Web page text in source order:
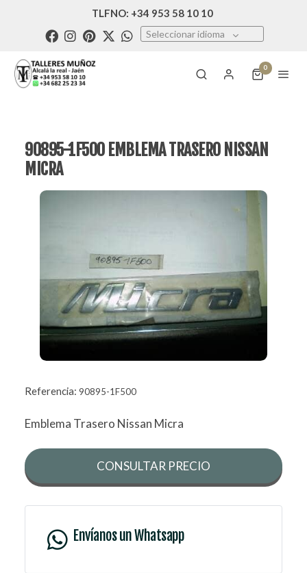
TLFNO: +34 953 58 10 10
Seleccionar idioma
0
90895-1F500 EMBLEMA TRASERO NISSAN
MICRA
Referencia: 90895-1F500
Emblema Trasero Nissan Micra
CONSULTAR PRECIO
Envíanos un Whatsapp